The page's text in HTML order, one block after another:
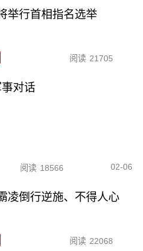
举行首相指名选举
阅读 21705
对话
阅读 18566 02-06
凌倒行逆施、不得人心
阅读 22068